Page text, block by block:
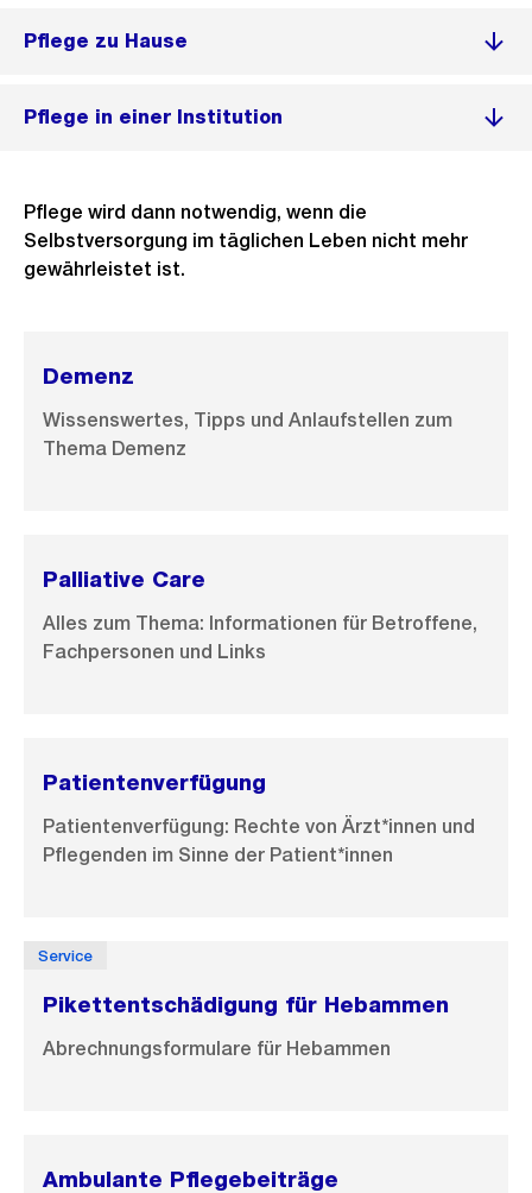
Pflege zu Hause
Pflege in einer Institution
Pflege wird dann notwendig, wenn die
Selbstversorgung im täglichen Leben nicht mehr
gewährleistet ist.
Demenz
Wissenswertes, Tipps und Anlaufstellen zum
Thema Demenz
Palliative Care
Alles zum Thema: Informationen für Betroffene,
Fachpersonen und Links
Patientenverfügung
Patientenverfügung: Rechte von Ärzt*innen und
Pflegenden im Sinne der Patient*innen
Service
Pikettentschädigung für Hebammen
Abrechnungsformulare für Hebammen
Ambulante Pflegebeiträge